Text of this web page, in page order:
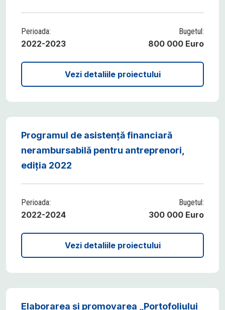
Perioada:
2022-2023
Bugetul:
800 000 Euro
Vezi detaliile proiectului
Programul de asistență financiară
nerambursabilă pentru antreprenori,
ediția 2022
Perioada:
2022-2024
Bugetul:
300 000 Euro
Vezi detaliile proiectului
Elaborarea și promovarea „Portofoliului